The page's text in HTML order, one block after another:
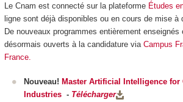
Le Cnam est connecté sur la plateforme Études
ligne sont déjà disponibles ou en cours de mise à
De nouveaux programmes entièrement enseignés
désormais ouverts à la candidature via Campus
France.
Nouveau! Master Artificial Intelligence for
Industries - Télécharger